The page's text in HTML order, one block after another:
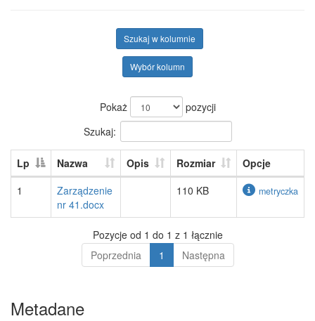
Szukaj w kolumnie
Wybór kolumn
Pokaż
pozycji
Szukaj:
Lp Nazwa Opis Rozmiar
Opcje
1
Zarządzenie
nr 41.docx
110 KB metryczka
Pozycje od 1 do 1 z 1 łącznie
Poprzednia
1 Następna
Metadane